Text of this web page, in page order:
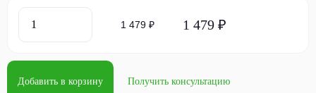
1 479 ₽ 1 479 ₽
Добавить в корзину Получить консультацию